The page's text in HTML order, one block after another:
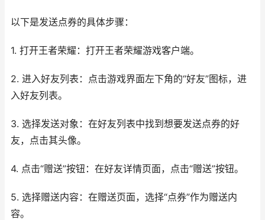
以下是发送点券的具体步骤：
1. 打开王者荣耀：打开王者荣耀游戏客户端。
2. 进入好友列表：点击游戏界面左下角的“好友”图标，进
入好友列表。
3. 选择发送对象：在好友列表中找到想要发送点券的好
友，点击其头像。
4. 点击“赠送”按钮：在好友详情页面，点击“赠送”按钮。
5. 选择赠送内容：在赠送页面，选择“点券”作为赠送内
容。